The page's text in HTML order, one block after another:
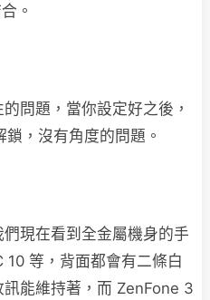
。
問題，當你設定好之後，
，沒有角度的問題。
現在看到全金屬機身的手
等，背面都會有二條白
能維持著，而 ZenFone 3